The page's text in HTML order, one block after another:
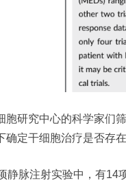
胞研究中心的科学家们
定干细胞治疗是否存在
静脉注射实验中，有14